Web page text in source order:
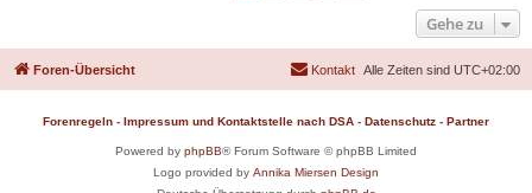
Gehe zu
Foren-Übersicht Alle Zeiten sind UTC+02:00
Kontakt
Forenregeln - Impressum und Kontaktstelle nach DSA - Datenschutz - Partner
Powered by phpBB® Forum Software © phpBB Limited
Logo provided by Annika Miersen Design